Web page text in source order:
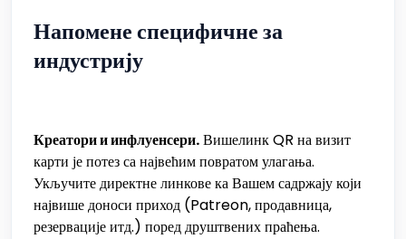
Напомене специфичне за
индустрију
Креатори и инфлуенсери.Вишелинк QR на визит
карти је потез са највећим повратом улагања.
Укључите директне линкове ка Вашем садржају који
највише доноси приход (Patreon, продавница,
резервације итд.) поред друштвених праћења.